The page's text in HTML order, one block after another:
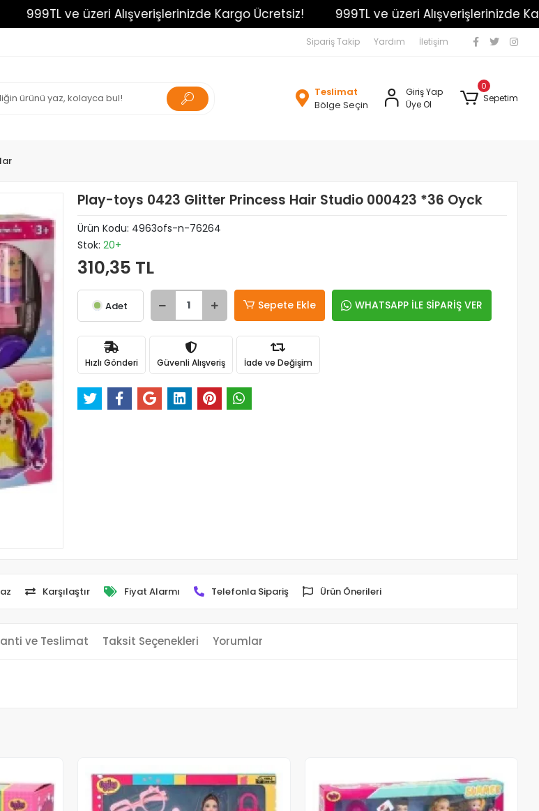
999TL ve üzeri Alışverişlerinizde Kargo Ücretsiz! 999TL ve üzeri Alışverişlerinizde
Sipariş Takip Yardım İletişim
Teslimat
Bölge Seçin
Giriş Yap
Üye Ol
0
Sepetim
Play-toys 0423 Glitter Princess Hair Studio 000423 *36 Oyck
Ürün Kodu: 4963ofs-n-76264
Stok: 20+
310,35 TL
Adet Sepete Ekle WHATSAPP İLE SİPARİŞ VER
Hızlı Gönderi Güvenli Alışveriş İade ve Değişim
Karşılaştır Fiyat Alarmı Telefonla Sipariş Ürün Önerileri
ve Teslimat Taksit Seçenekleri Yorumlar